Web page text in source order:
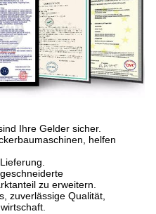
Ihre Gelder sicher.
helfen
zu erweitern.
zuverlässige Qualität,